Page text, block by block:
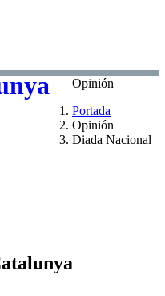
Opinión
Portada
Opinión
Diada Nacional